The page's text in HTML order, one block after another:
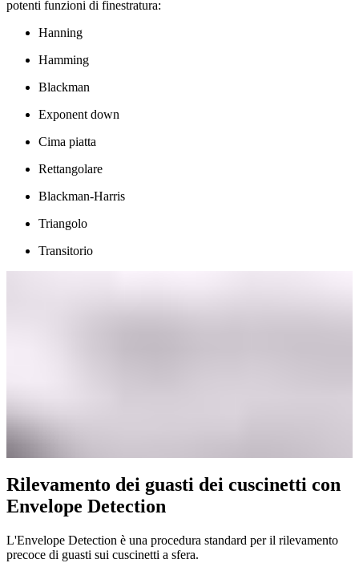
potenti funzioni di finestratura:
Hanning
Hamming
Blackman
Exponent down
Cima piatta
Rettangolare
Blackman-Harris
Triangolo
Transitorio
Rilevamento dei guasti dei cuscinetti con
Envelope Detection
L'Envelope Detection è una procedura standard per il rilevamento
precoce di guasti sui cuscinetti a sfera.